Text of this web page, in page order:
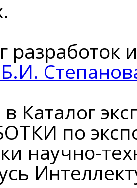
разработок
в Каталог
по
научно-